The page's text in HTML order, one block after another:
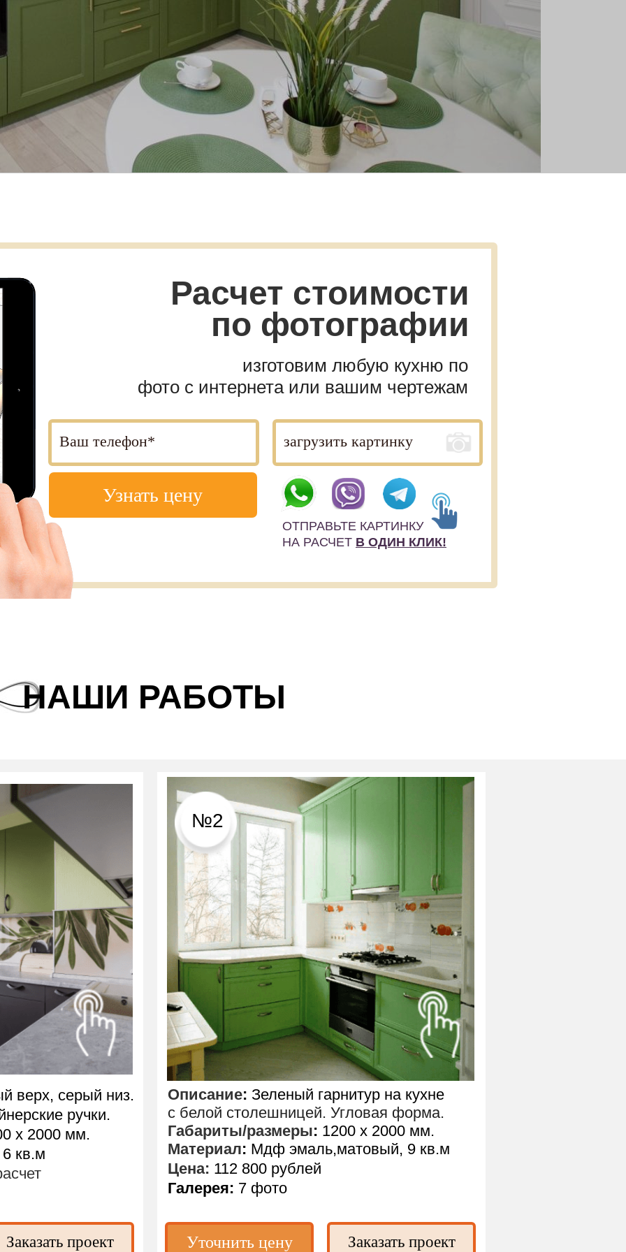
изготовим любую кухню по
фото с интернета или вашим чертежам
НАШИ РАБОТЫ
№2
ОТПРАВЬТЕ КАРТИНКУ
НА РАСЧЕТ В ОДИН КЛИК!
Описание: Зеленый гарнитур на кухне
с белой столешницей. Угловая форма.
Габариты/размеры: 1200 х 2000 мм.
Материал: Мдф эмаль,матовый, 9 кв.м
Цена: 112 800 рублей
Галерея: 7 фото
Уточнить цену
Заказать проект
Узнать цену
Расчет стоимости
по фотографии
Заказать проект
верх, серый низ.
ручки.
х 2000 мм.
кв.м